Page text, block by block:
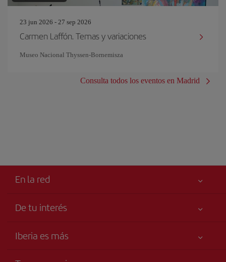
23 jun 2026 - 27 sep 2026
Carmen Laffón. Temas y variaciones
Museo Nacional Thyssen-Bornemisza
Consulta todos los eventos en Madrid
En la red
De tu interés
Accesibilidad
Iberia es más